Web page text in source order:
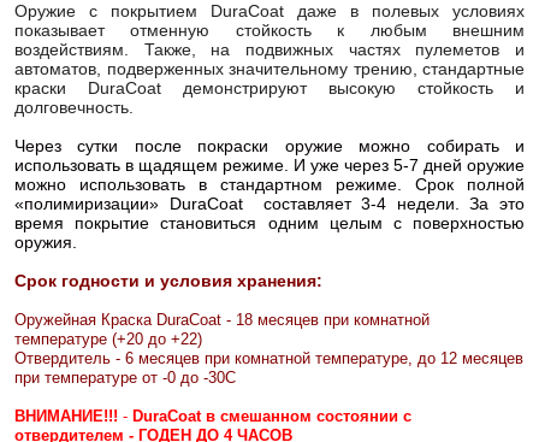
Оружие с покрытием DuraCoat даже в полевых условиях
показывает отменную стойкость к любым внешним
воздействиям. Также, на подвижных частях пулеметов и
автоматов, подверженных значительному трению, стандартные
краски DuraCoat демонстрируют высокую стойкость и
долговечность.
Через сутки после покраски оружие можно собирать и
использовать в щадящем режиме. И уже через 5-7 дней оружие
можно использовать в стандартном режиме. Срок полной
«полимиризации» DuraCoat составляет 3-4 недели. За это
время покрытие становиться одним целым с поверхностью
оружия.
Срок годности и условия хранения:
Оружейная Краска DuraCoat - 18 месяцев при комнатной
температуре (+20 до +22)
Отвердитель - 6 месяцев при комнатной температуре, до 12 месяцев
при температуре от -0 до -30С
ВНИМАНИЕ!!! - DuraCoat в смешанном состоянии с
отвердителем - ГОДЕН ДО 4 ЧАСОВ